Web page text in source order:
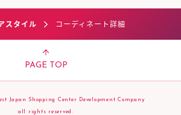
スタイル コーディネート詳細
PAGE TOP
Japan Shopping Center Development Company
all rights reserved.